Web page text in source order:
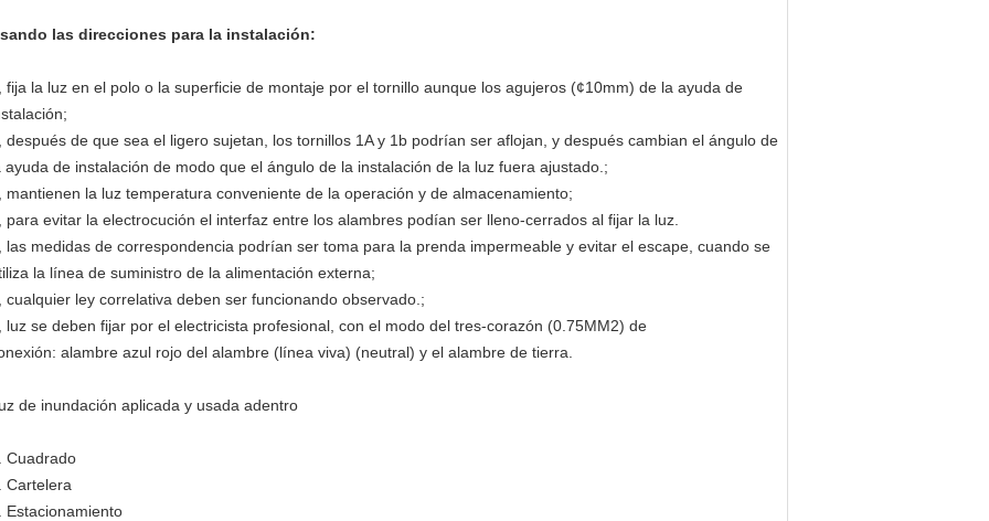
las direcciones para la instalación:
fija la luz en el polo o la superficie de montaje por el tornillo aunque los agujeros (¢10mm) de la ayuda de
después de que sea el ligero sujetan, los tornillos 1A y 1b podrían ser aflojan, y después cambian el ángulo de
ayuda de instalación de modo que el ángulo de la instalación de la luz fuera ajustado.;
mantienen la luz temperatura conveniente de la operación y de almacenamiento;
para evitar la electrocución el interfaz entre los alambres podían ser lleno-cerrados al fijar la luz.
las medidas de correspondencia podrían ser toma para la prenda impermeable y evitar el escape, cuando se
la línea de suministro de la alimentación externa;
cualquier ley correlativa deben ser funcionando observado.;
luz se deben fijar por el electricista profesional, con el modo del tres-corazón (0.75MM2) de
alambre azul rojo del alambre (línea viva) (neutral) y el alambre de tierra.
de inundación aplicada y usada adentro
Cuadrado
Cartelera
Estacionamiento